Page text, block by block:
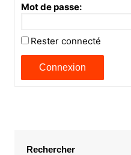
Mot de passe:
Rester connecté
Connexion
Rechercher